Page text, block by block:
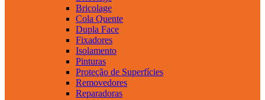
Bricolage
Cola Quente
Dupla Face
Fixadores
Isolamento
Pinturas
Proteção de Superfícies
Removedores
Reparadoras